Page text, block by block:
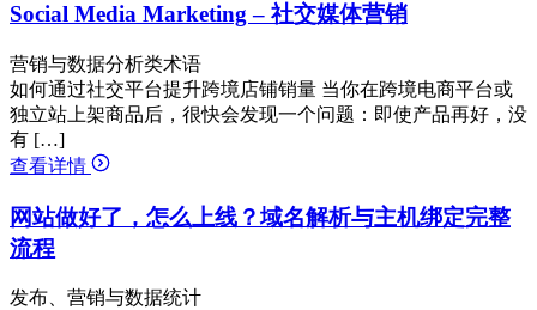
Social Media Marketing – 社交媒体营销
营销与数据分析类术语
如何通过社交平台提升跨境店铺销量 当你在跨境电商平台或
独立站上架商品后，很快会发现一个问题：即使产品再好，没
有 […]
查看详情
网站做好了，怎么上线？域名解析与主机绑定完整
流程
发布、营销与数据统计